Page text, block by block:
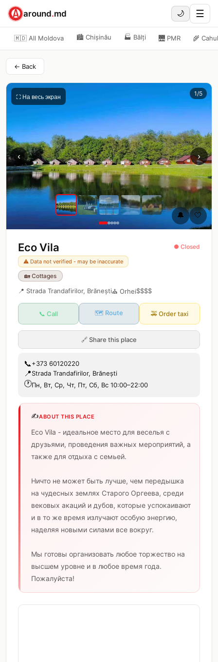
around.md 🌙 ☰
🇲🇩 All Moldova 🏙️ Chișinău 🏭 Bălți 🌉 PMR 🌾 Cahul
← Back
⛶ На весь экран
‹ ›
1/5
🔔 🤍
Eco Vila
⚠️ Data not verified - may be inaccurate
🏡 Cottages
📍 Strada Trandafirilor, Brănești⛪ Orhei$$$$
● Closed
📞 Call 🗺️ Route 🚕Order taxi
🔗Share this place
📞+373 60120220
📍Strada Trandafirilor, Brănești
🕐Пн, Вт, Ср, Чт, Пт, Сб, Вс 10:00–22:00
✍️ABOUT THIS PLACE
Eco Vila - идеальное место для веселья с
друзьями, проведения важных мероприятий, а
также для отдыха с семьей.
Ничто не может быть лучше, чем передышка
на чудесных землях Старого Оргеева, среди
вековых акаций и дубов, которые успокаивают
и в то же время излучают особую энергию,
наделяя новыми силами все вокруг.
Мы готовы организовать любое торжество на
высшем уровне и в любое время года.
Пожалуйста!